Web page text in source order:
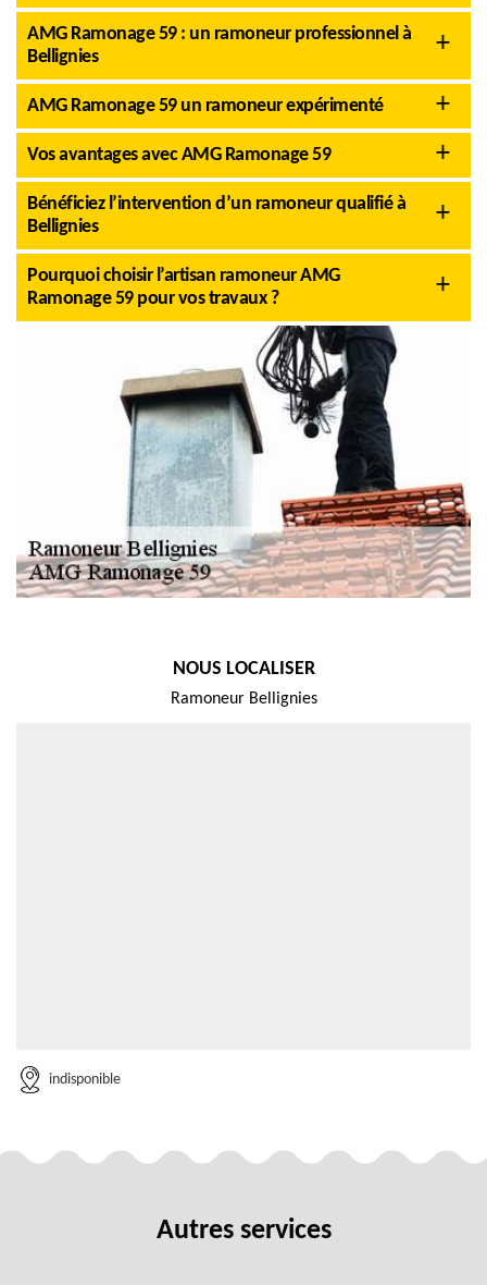
AMG Ramonage 59 : un ramoneur professionnel à
Bellignies
AMG Ramonage 59 un ramoneur expérimenté
Vos avantages avec AMG Ramonage 59
Bénéficiez l’intervention d’un ramoneur qualifié à
Bellignies
Pourquoi choisir l’artisan ramoneur AMG
Ramonage 59 pour vos travaux ?
NOUS LOCALISER
Ramoneur Bellignies
indisponible
Autres services